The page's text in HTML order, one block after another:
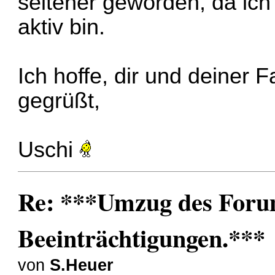
aktiv bin.
Ich hoffe, dir und deiner
gegrüßt,
Uschi
Re: ***Umzug des
Beeinträchtigungen.***
von S.Heuer